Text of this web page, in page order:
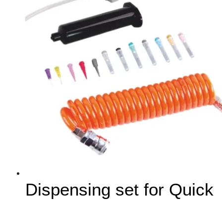
Dispensing set for Quick